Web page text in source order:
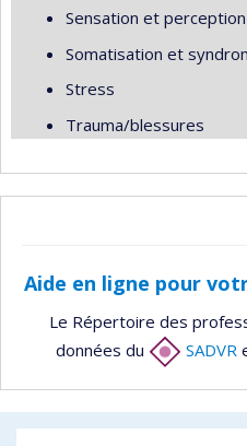
Sensation et perception
Somatisation et
Stress
Trauma/blessures
Aide en ligne pour
Le Répertoire des
données du
SADVR